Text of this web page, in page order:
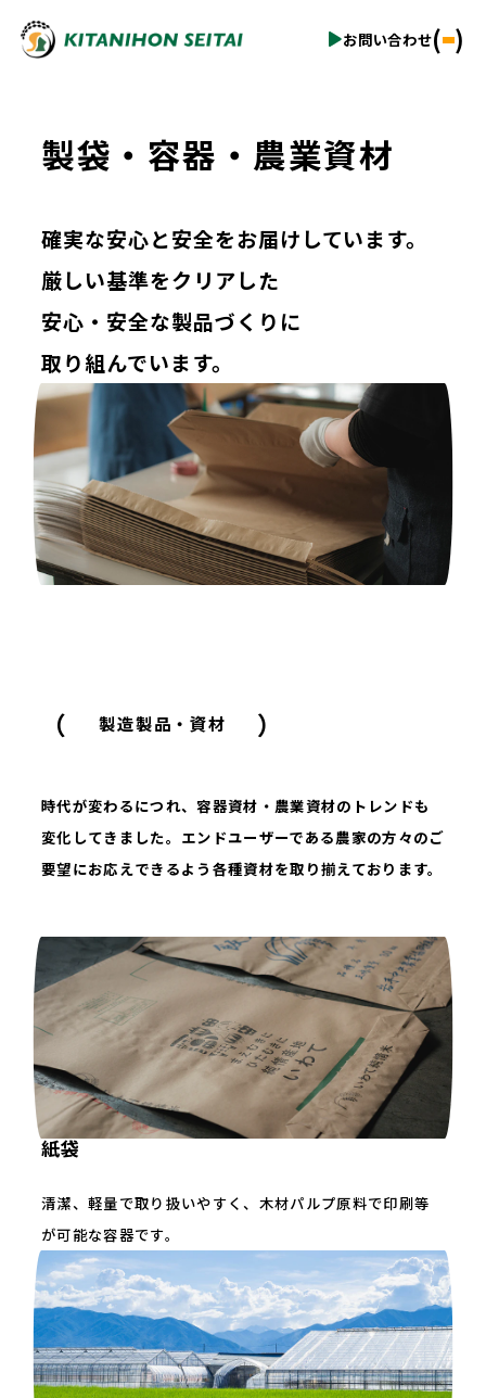
お問い合わせ( )
製袋・容器・農業資材
確実な安心と安全をお届けしています。
厳しい基準をクリアした
安心・安全な製品づくりに
取り組んでいます。
（ 製造製品・資材 ）
時代が変わるにつれ、容器資材・農業資材のトレンドも
変化してきました。エンドユーザーである農家の方々のご
要望にお応えできるよう各種資材を取り揃えております。
紙袋
清潔、軽量で取り扱いやすく、木材パルプ原料で印刷等
が可能な容器です。